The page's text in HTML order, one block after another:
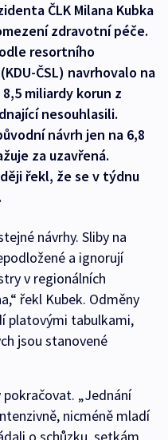
ČLK Milana Kubka
zdravotní péče.
resortního
ČSL) navrhovalo na
miliardy korun z
nesouhlasili.
návrh jen na 6,8
za uzavřená.
řekl, že se v týdnu
návrhy. Sliby na
a ignorují
v regionálních
řekl Kubek. Odměny
platovými tabulkami,
jsou stanovené
„Jednání
nicméně mladí